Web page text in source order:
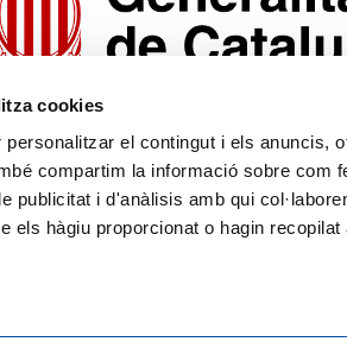
cookies
personalitzar el contingut i els anuncis,
compartim la informació sobre com
publicitat i d'anàlisis amb qui
els hàgiu proporcionat o hagin
Tarifes